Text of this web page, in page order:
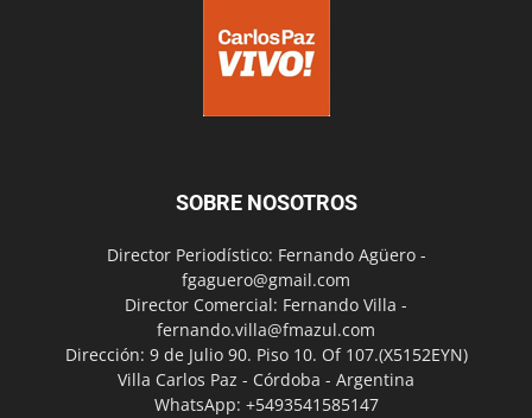
SOBRE NOSOTROS
Director Periodístico: Fernando Agüero -
fgaguero@gmail.com
Director Comercial: Fernando Villa -
fernando.villa@fmazul.com
Dirección: 9 de Julio 90. Piso 10. Of 107.(X5152EYN)
Villa Carlos Paz - Córdoba - Argentina
WhatsApp: +5493541585147